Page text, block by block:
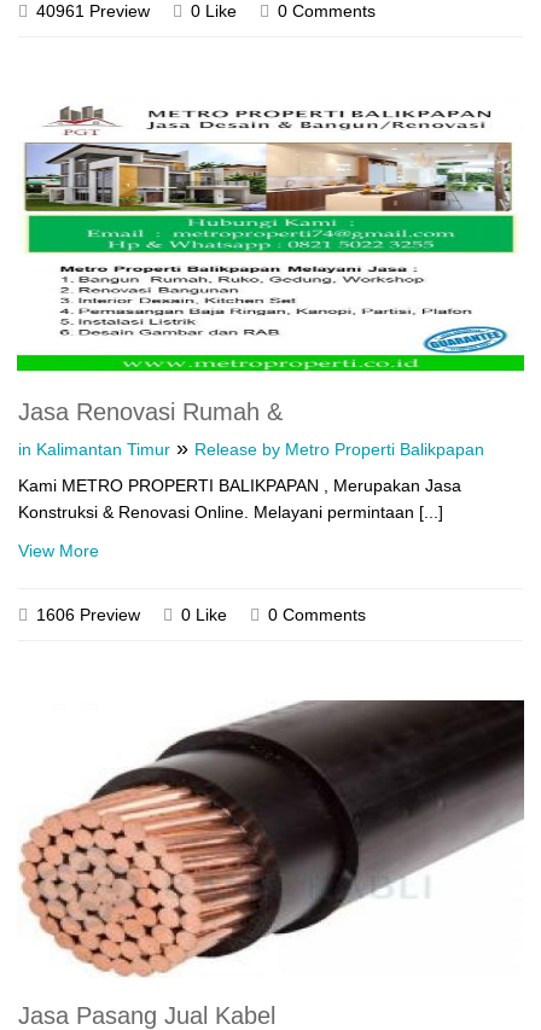
40961 Preview 0 Like 0 Comments
Jasa Renovasi Rumah &
in Kalimantan Timur » Release by Metro Properti Balikpapan
Kami METRO PROPERTI BALIKPAPAN , Merupakan Jasa
Konstruksi & Renovasi Online. Melayani permintaan [...]
View More
1606 Preview 0 Like 0 Comments
Jasa Pasang Jual Kabel